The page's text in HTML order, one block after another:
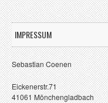
IMPRESSUM
Sebastian Coenen
Eickenerstr.71
41061 Mönchengladbach